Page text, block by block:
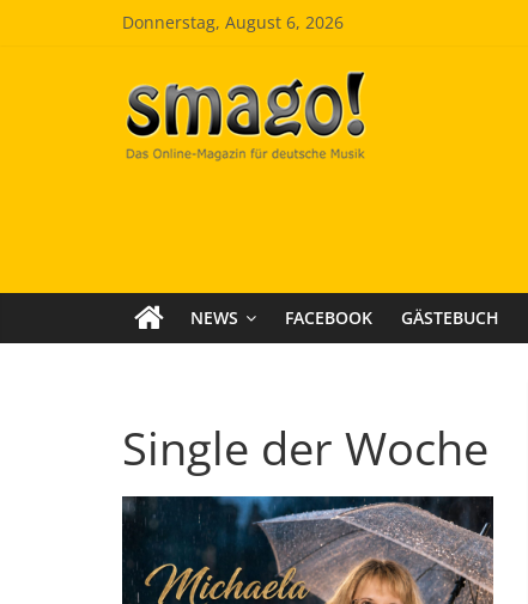
Donnerstag, August 6, 2026
Smago
SchlagerMAGazinOnline
NEWS FACEBOOK GÄSTEBUCH
Single der Woche